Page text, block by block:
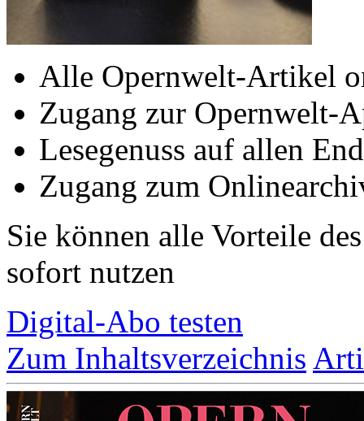
Alle Opernwelt-Artikel
Zugang zur Opernwelt-
Lesegenuss auf allen
Zugang zum
Sie können alle Vorteile
sofort nutzen
Digital-Abo testen
Zum Inhaltsverzeichnis